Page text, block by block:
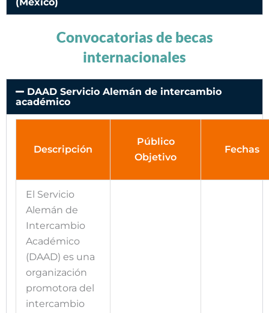
Convocatorias de becas
internacionales
DAAD Servicio Alemán de intercambio
académico
Descripción
Público
Objetivo
Fechas
El Servicio
Alemán de
Intercambio
Académico
(DAAD) es una
organización
promotora del
intercambio